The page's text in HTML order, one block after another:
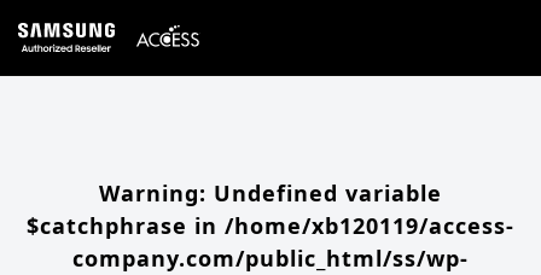
Warning : Attempt to read property "slug" on null in
company.com/public_html/ss/wp-content/themes/zeroichi_child_20221003/single.php
Warning: Undefined variable
$catchphrase in /home/xb120119/access-
company.com/public_html/ss/wp-